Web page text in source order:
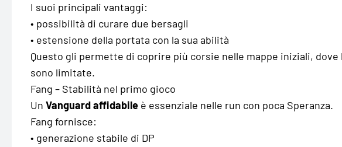
I suoi principali vantaggi:
• possibilità di curare due bersagli
• estensione della portata con la sua abilità
Questo gli permette di coprire più corsie nelle mappe iniziali,
sono limitate.
Fang – Stabilità nel primo gioco
Un Vanguard affidabile è essenziale nelle run con poca Speranza.
Fang fornisce:
• generazione stabile di DP